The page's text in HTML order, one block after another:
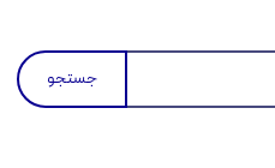
جستجو